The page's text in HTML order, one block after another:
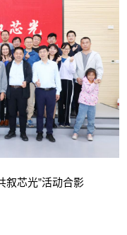
叙芯光”活动合影